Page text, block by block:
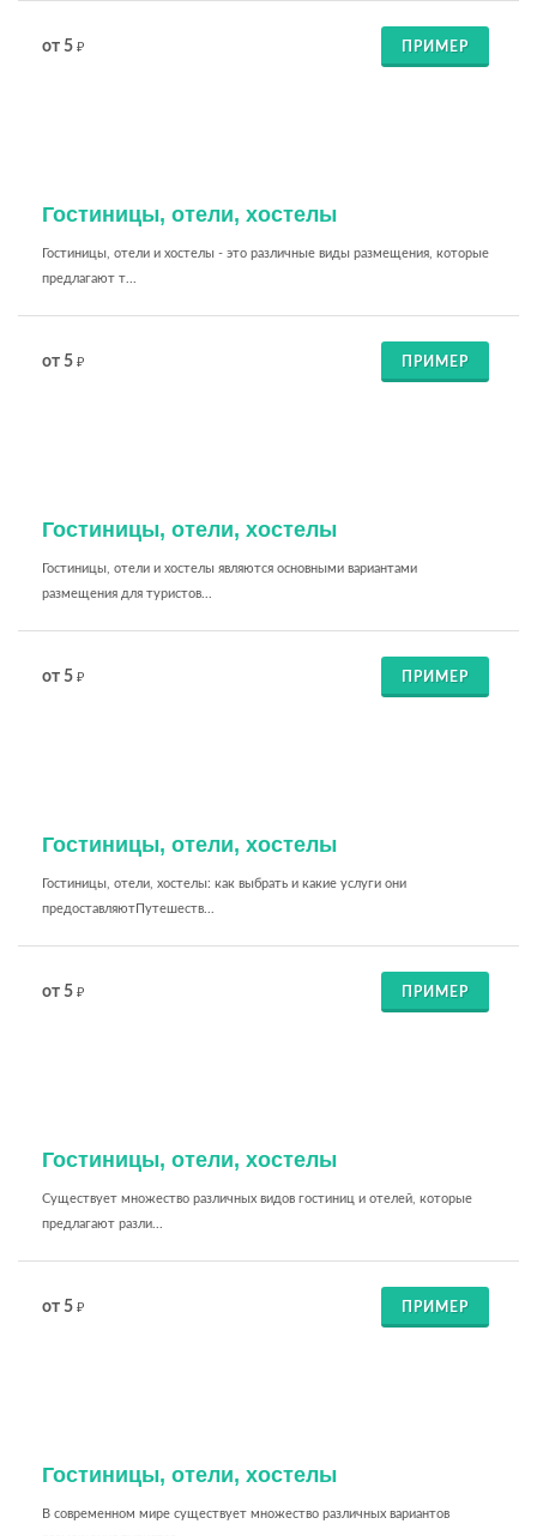
от 5 ₽ ПРИМЕР
Гостиницы, отели, хостелы
Гостиницы, отели и хостелы - это различные виды размещения, которые
предлагают т...
от 5 ₽ ПРИМЕР
Гостиницы, отели, хостелы
Гостиницы, отели и хостелы являются основными вариантами
размещения для туристов...
от 5 ₽ ПРИМЕР
Гостиницы, отели, хостелы
Гостиницы, отели, хостелы: как выбрать и какие услуги они
предоставляютПутешеств...
от 5 ₽ ПРИМЕР
Гостиницы, отели, хостелы
Существует множество различных видов гостиниц и отелей, которые
предлагают разли...
от 5 ₽ ПРИМЕР
Гостиницы, отели, хостелы
В современном мире существует множество различных вариантов